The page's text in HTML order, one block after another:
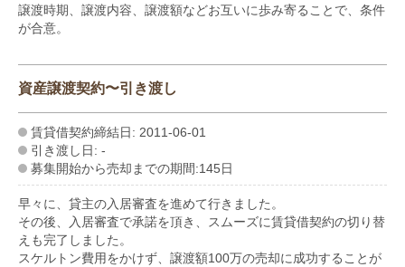
譲渡時期、譲渡内容、譲渡額などお互いに歩み寄ることで、条件
が合意。
資産譲渡契約〜引き渡し
賃貸借契約締結日: 2011-06-01
引き渡し日: -
募集開始から売却までの期間:145日
早々に、貸主の入居審査を進めて行きました。
その後、入居審査で承諾を頂き、スムーズに賃貸借契約の切り替
えも完了しました。
スケルトン費用をかけず、譲渡額100万の売却に成功することが